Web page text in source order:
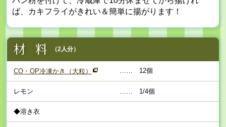
ば、カキフライがきれい＆簡単に揚がります！
（2人分）
CO・OP冷凍かき（大粒） …… 12個
レモン 1/4個
◆溶き衣